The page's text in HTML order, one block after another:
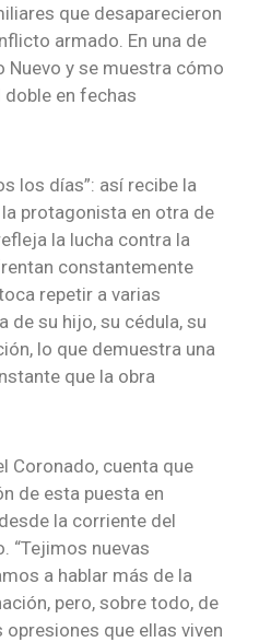
que desaparecieron
armado. En una de
Nuevo y se muestra cómo
doble en fechas
los días”: así recibe la
protagonista en otra de
la lucha contra la
constantemente
repetir a varias
de su hijo, su cédula, su
lo que demuestra una
que la obra
Coronado, cuenta que
de esta puesta en
la corriente del
“Tejimos nuevas
a hablar más de la
pero, sobre todo, de
que ellas viven